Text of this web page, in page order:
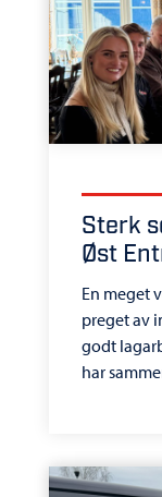
Sterk
Øst
En meget
preget av
godt
har